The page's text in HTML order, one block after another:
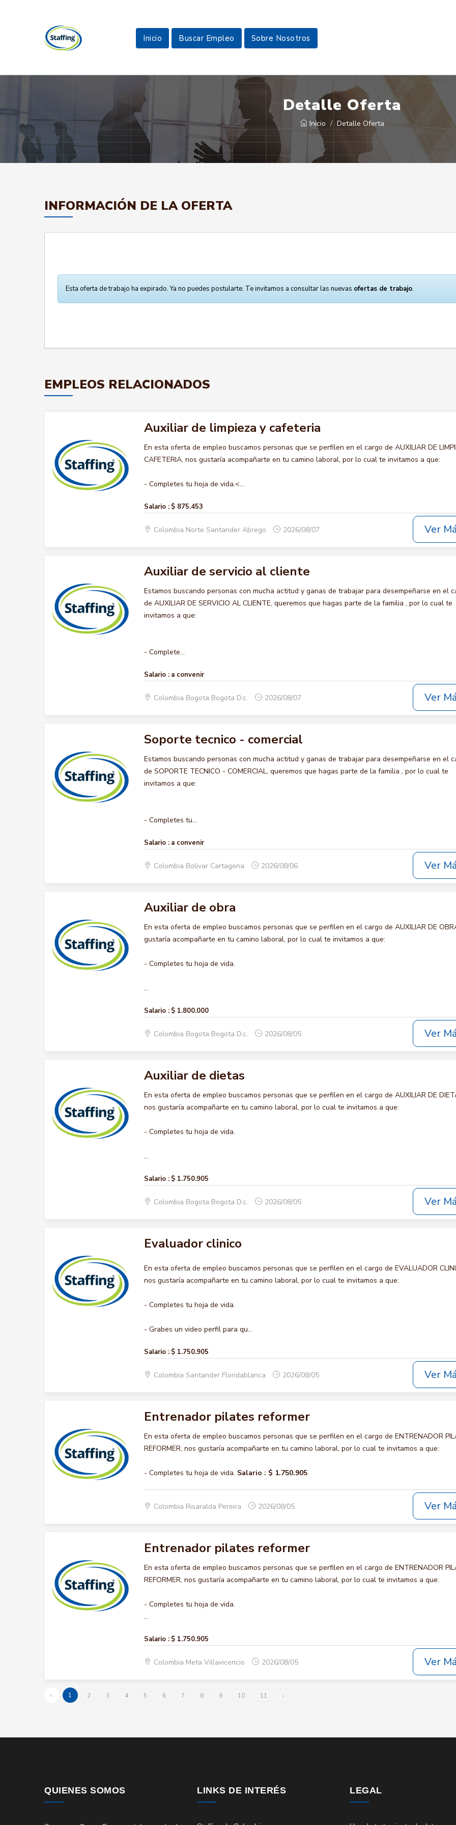
Inicio Buscar Empleo Sobre Nosotros
Detalle Oferta
Inicio Detalle Oferta
INFORMACIÓN DE LA OFERTA
Esta oferta de trabajo ha expirado. Ya no puedes postularte. Te invitamos a consultar las nuevas ofertas de trabajo.
EMPLEOS RELACIONADOS
Auxiliar de limpieza y cafeteria
En esta oferta de empleo buscamos personas que se perfilen en el cargo de AUXILIAR DE
CAFETERIA, nos gustaría acompañarte en tu camino laboral, por lo cual te invitamos a que:
- Completes tu hoja de vida.<...
Salario : $ 875.453
Colombia Norte Santander Abrego 2026/08/07 Ver
Auxiliar de servicio al cliente
Estamos buscando personas con mucha actitud y ganas de trabajar para desempeñarse en el
de AUXILIAR DE SERVICIO AL CLIENTE, queremos que hagas parte de la familia , por lo cual te
invitamos a que:
- Complete...
Salario : a convenir
Colombia Bogota Bogota D.c. 2026/08/07 Ver
Soporte tecnico - comercial
Estamos buscando personas con mucha actitud y ganas de trabajar para desempeñarse en el
de SOPORTE TECNICO - COMERCIAL, queremos que hagas parte de la familia , por lo cual te
invitamos a que:
- Completes tu...
Salario : a convenir
Colombia Bolivar Cartagena 2026/08/06 Ver
Auxiliar de obra
En esta oferta de empleo buscamos personas que se perfilen en el cargo de AUXILIAR DE
gustaría acompañarte en tu camino laboral, por lo cual te invitamos a que:
- Completes tu hoja de vida.
...
Salario : $ 1.800.000
Colombia Bogota Bogota D.c. 2026/08/05 Ver
Auxiliar de dietas
En esta oferta de empleo buscamos personas que se perfilen en el cargo de AUXILIAR DE
nos gustaría acompañarte en tu camino laboral, por lo cual te invitamos a que:
- Completes tu hoja de vida.
...
Salario : $ 1.750.905
Colombia Bogota Bogota D.c. 2026/08/05 Ver
Evaluador clinico
En esta oferta de empleo buscamos personas que se perfilen en el cargo de EVALUADOR
nos gustaría acompañarte en tu camino laboral, por lo cual te invitamos a que:
- Completes tu hoja de vida.
- Grabes un video perfil para qu...
Salario : $ 1.750.905
Colombia Santander Floridablanca 2026/08/05 Ver
Entrenador pilates reformer
En esta oferta de empleo buscamos personas que se perfilen en el cargo de ENTRENADOR
REFORMER, nos gustaría acompañarte en tu camino laboral, por lo cual te invitamos a que:
- Completes tu hoja de vida. Salario : $ 1.750.905
Colombia Risaralda Pereira 2026/08/05 Ver
Entrenador pilates reformer
En esta oferta de empleo buscamos personas que se perfilen en el cargo de ENTRENADOR
REFORMER, nos gustaría acompañarte en tu camino laboral, por lo cual te invitamos a que:
- Completes tu hoja de vida.
...
Salario : $ 1.750.905
Colombia Meta Villavicencio 2026/08/05 Ver
‹ 1 2 3 4 5 6 7 8 9 10 11 ›
QUIENES SOMOS LINKS DE INTERÉS LEGAL